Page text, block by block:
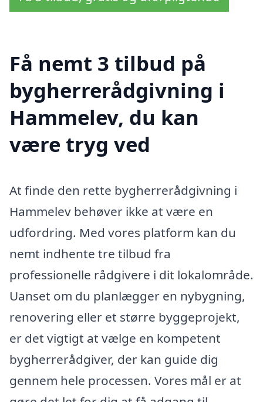
Få nemt 3 tilbud på
bygherrerådgivning i
Hammelev, du kan
være tryg ved
At finde den rette bygherrerådgivning i
Hammelev behøver ikke at være en
udfordring. Med vores platform kan du
nemt indhente tre tilbud fra
professionelle rådgivere i dit lokalområde.
Uanset om du planlægger en nybygning,
renovering eller et større byggeprojekt,
er det vigtigt at vælge en kompetent
bygherrerådgiver, der kan guide dig
gennem hele processen. Vores mål er at